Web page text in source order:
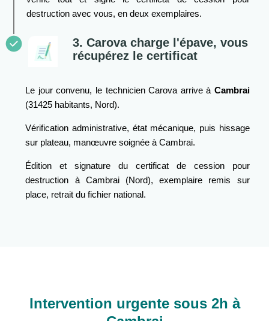
destruction avec vous, en deux exemplaires.
3. Carova charge l'épave, vous
récupérez le certificat
Le jour convenu, le technicien Carova arrive à Cambrai
(31425 habitants, Nord).
Vérification administrative, état mécanique, puis hissage
sur plateau, manœuvre soignée à Cambrai.
Édition et signature du certificat de cession pour
destruction à Cambrai (Nord), exemplaire remis sur
place, retrait du fichier national.
Intervention urgente sous 2h à